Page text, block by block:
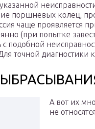
поршневых колец,
чаще проявляется
(при попытке
с подобной
точной
А вот их
не